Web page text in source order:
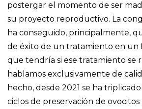
postergar el momento de ser
su proyecto reproductivo. La
ha conseguido, principalmente,
de éxito de un tratamiento en un
que tendría si ese tratamiento se
hablamos exclusivamente de
hecho, desde 2021 se ha
ciclos de preservación de ovocitos